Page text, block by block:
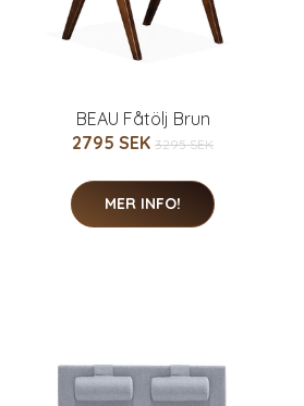
BEAU Fåtölj Brun
2795 SEK 3295 SEK
MER INFO!